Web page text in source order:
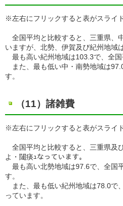
※左右にフリックすると表がスライ
全国平均と比較すると、三重県、
いますが、北勢、伊賀及び紀州地域
最も高い紀州地域は103.3で、全
また、最も低い中・南勢地域は
す。
（11）諸雑費
※左右にフリックすると表がスライ
全国平均と比較すると、三重県及
よ・闥痰ｭなっています。
最も高い北勢地域は97.6で、全国
す。
また、最も低い紀州地域は78.0で
っています。